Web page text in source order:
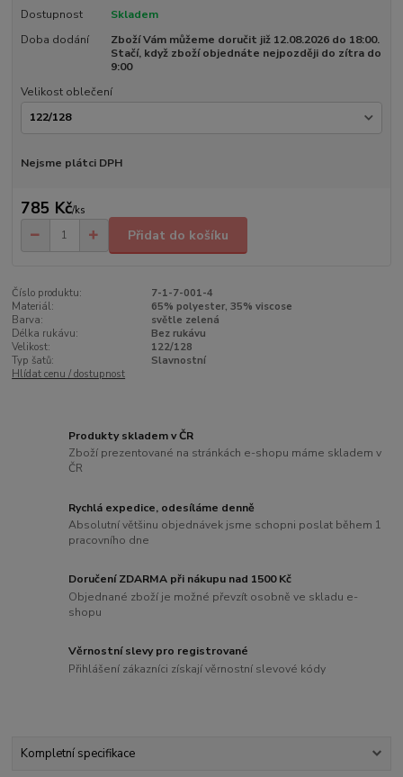
Dostupnost
Skladem
Doba dodání
Zboží Vám můžeme doručit již 12.08.2026 do 18:00.
Stačí, když zboží objednáte nejpozději do zítra do
9:00
Velikost oblečení
Nejsme plátci DPH
785 Kč/ks
Přidat do košíku
Číslo produktu:
7-1-7-001-4
Materiál:
65% polyester, 35% viscose
Barva:
světle zelená
Délka rukávu:
Bez rukávu
Velikost:
122/128
Typ šatů:
Slavnostní
Hlídat cenu / dostupnost
Produkty skladem v ČR
Zboží prezentované na stránkách e-shopu máme skladem v
ČR
Rychlá expedice, odesíláme denně
Absolutní většinu objednávek jsme schopni poslat během 1
pracovního dne
Doručení ZDARMA při nákupu nad 1500 Kč
Objednané zboží je možné převzít osobně ve skladu e-
shopu
Věrnostní slevy pro registrované
Přihlášení zákazníci získají věrnostní slevové kódy
Kompletní specifikace